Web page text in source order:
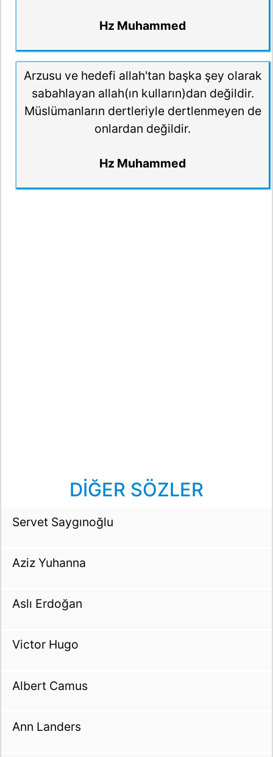
Hz Muhammed
Arzusu ve hedefi allah'tan başka şey olarak
sabahlayan allah(ın kulların)dan değildir.
Müslümanların dertleriyle dertlenmeyen de
onlardan değildir.
Hz Muhammed
DİĞER SÖZLER
Servet Saygınoğlu
Aziz Yuhanna
Aslı Erdoğan
Victor Hugo
Albert Camus
Ann Landers